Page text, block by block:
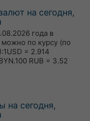
на сегодня,
года в
по курсу (по
= 2.914
RUB = 3.52
на сегодня,